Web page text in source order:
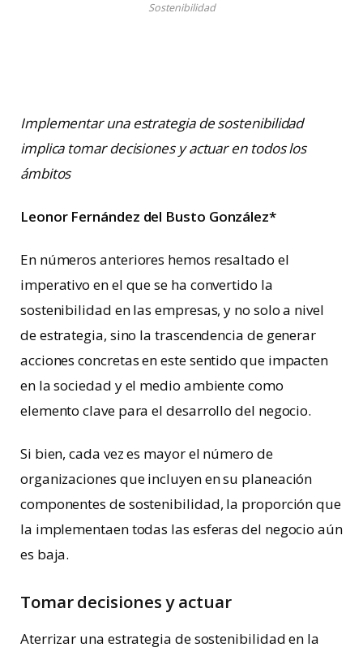
Sostenibilidad
Implementar una estrategia de sostenibilidad
implica tomar decisiones y actuar en todos los
ámbitos
Leonor Fernández del Busto González*
En números anteriores hemos resaltado el
imperativo en el que se ha convertido la
sostenibilidad en las empresas, y no solo a nivel
de estrategia, sino la trascendencia de generar
acciones concretas en este sentido que impacten
en la sociedad y el medio ambiente como
elemento clave para el desarrollo del negocio.
Si bien, cada vez es mayor el número de
organizaciones que incluyen en su planeación
componentes de sostenibilidad, la proporción que
la implementaen todas las esferas del negocio aún
es baja.
Tomar decisiones y actuar
Aterrizar una estrategia de sostenibilidad en la